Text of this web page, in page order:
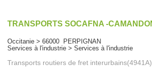
TRANSPORTS SOCAFNA -
Occitanie > 66000 PERPIGNAN
Services à l'industrie > Services à l'industrie
Transports routiers de fret interurbains(4941A)